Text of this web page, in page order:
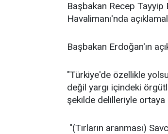
Başbakan Recep
Havalimanı'nda
Başbakan Erdoğan'ın
"Türkiye'de özellikle
değil yargı içindeki
şekilde delilleriyle ortaya
"(Tırların aranması)